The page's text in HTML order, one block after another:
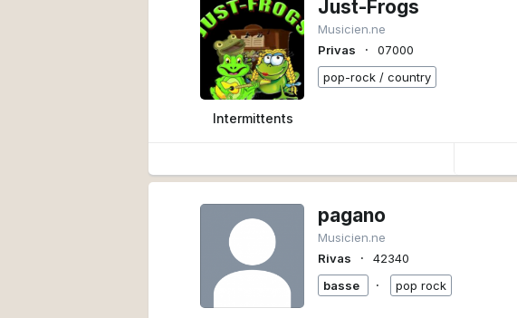
Just-Frogs
Musicien.ne
Privas
∙
07000
pop-rock / country
Intermittents
pagano
Musicien.ne
Rivas
∙
42340
basse
∙ pop rock